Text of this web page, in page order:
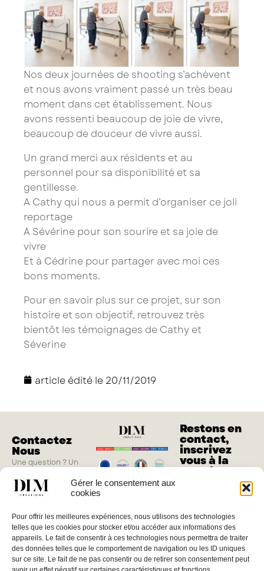
Gérer le consentement aux
cookies
Pour offrir les meilleures expériences, nous utilisons des technologies
telles que les cookies pour stocker et/ou accéder aux informations des
appareils. Le fait de consentir à ces technologies nous permettra de traiter
des données telles que le comportement de navigation ou les ID uniques
sur ce site. Le fait de ne pas consentir ou de retirer son consentement peut
Nos deux journées de shooting s’achèvent
et nous avons vraiment passé un très beau
moment dans cet établissement. Nous
avons ressenti beaucoup de joie de vivre,
beaucoup de douceur de vivre aussi.
Un grand merci aux résidents et au
personnel pour sa disponibilité et sa
gentillesse.
A Cathy qui nous a permit d’organiser ce joli
reportage
A Sévérine pour son sourire et sa joie de
vivre
Et à Cédrine pour partager avec moi ces
bons moments.
Pour en savoir plus sur ce projet, sur son
histoire et son objectif, retrouvez très
bientôt les témoignages de Cathy et
Séverine
article édité le 20/11/2019
Contactez
Nous
Une question ? Un
Vous pouvez nous
jeudi de 8h à 17h, le
vendredi de 8h à
16h
04 66 02 08 88
Restons en
contact,
inscrivez
vous à la
newsletter